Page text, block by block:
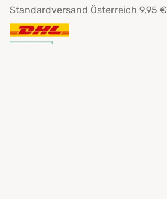
Standardversand Österreich 9,95 €